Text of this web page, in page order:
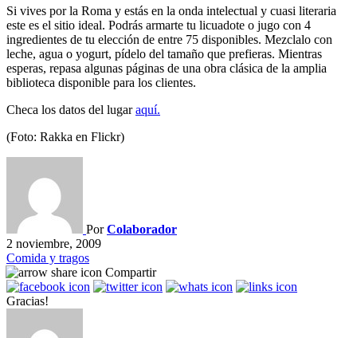
Si vives por la Roma y estás en la onda intelectual y cuasi literaria
este es el sitio ideal. Podrás armarte tu licuadote o jugo con 4
ingredientes de tu elección de entre 75 disponibles. Mezclalo con
leche, agua o yogurt, pídelo del tamaño que prefieras. Mientras
esperas, repasa algunas páginas de una obra clásica de la amplia
biblioteca disponible para los clientes.
Checa los datos del lugaraquí.
(Foto: Rakka en Flickr)
PorColaborador
2 noviembre, 2009
Comida y tragos
Compartir
Gracias!